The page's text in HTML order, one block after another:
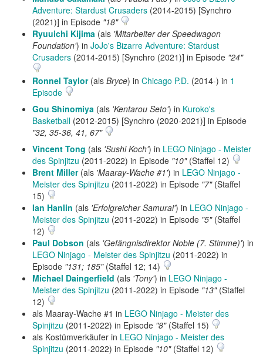
Adventure: Stardust Crusaders (2014-2015) [Synchro
(2021)] in Episode "18"
Ryuuichi Kijima (als 'Mitarbeiter der Speedwagon
Foundation') in JoJo's Bizarre Adventure: Stardust
Crusaders (2014-2015) [Synchro (2021)] in Episode "24"
Ronnel Taylor(als Bryce) in Chicago P.D. (2014-) in 1
Episode
Gou Shinomiya (als 'Kentarou Seto') in Kuroko's
Basketball (2012-2015) [Synchro (2020-2021)] in Episode
"32, 35-36, 41, 67"
Vincent Tong (als 'Sushi Koch') in LEGO Ninjago - Meister
des Spinjitzu (2011-2022) in Episode "10"(Staffel 12)
Brent Miller(als 'Maaray-Wache #1') in LEGO Ninjago -
Meister des Spinjitzu (2011-2022) in Episode "7"(Staffel
15)
Ian Hanlin (als 'Erfolgreicher Samurai') in LEGO Ninjago -
Meister des Spinjitzu (2011-2022) in Episode "5"(Staffel
12)
Paul Dobson (als 'Gefängnisdirektor Noble (7. Stimme)') in
LEGO Ninjago - Meister des Spinjitzu (2011-2022) in
Episode "131; 185"(Staffel 12; 14)
Michael Daingerfield (als 'Tony') in LEGO Ninjago -
Meister des Spinjitzu (2011-2022) in Episode "13"(Staffel
12)
als Maaray-Wache #1 in LEGO Ninjago - Meister des
Spinjitzu (2011-2022) in Episode "8"(Staffel 15)
als Kostümverkäufer in LEGO Ninjago - Meister des
Spinjitzu (2011-2022) in Episode "10"(Staffel 12)